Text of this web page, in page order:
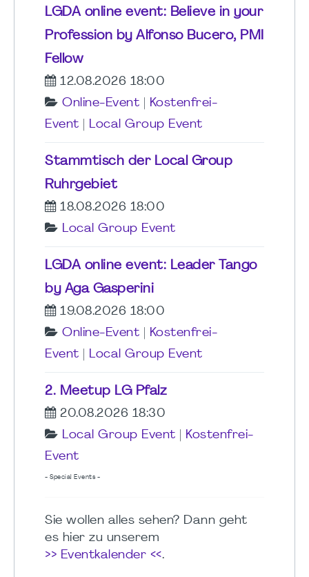
LGDA online event: Believe in your
Profession by Alfonso Bucero, PMI
Fellow
12.08.2026 18:00
Online-Event
Kostenfrei-
Event
Local Group Event
Stammtisch der Local Group
Ruhrgebiet
18.08.2026 18:00
Local Group Event
LGDA online event: Leader Tango
by Aga Gasperini
19.08.2026 18:00
Online-Event
Kostenfrei-
Event
Local Group Event
2. Meetup LG Pfalz
20.08.2026 18:30
Local Group Event
Kostenfrei-
Event
- Special Events -
Sie wollen alles sehen? Dann geht
es hier zu unserem
>> Eventkalender <<.